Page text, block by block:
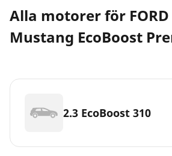
Alla motorer för
Mustang EcoBoost
2.3 EcoBoost 310